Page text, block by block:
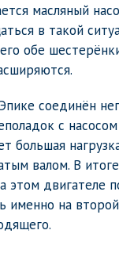
масляный
в такой
обе
соединён
с насосом
большая
валом. В
этом двигателе
именно на